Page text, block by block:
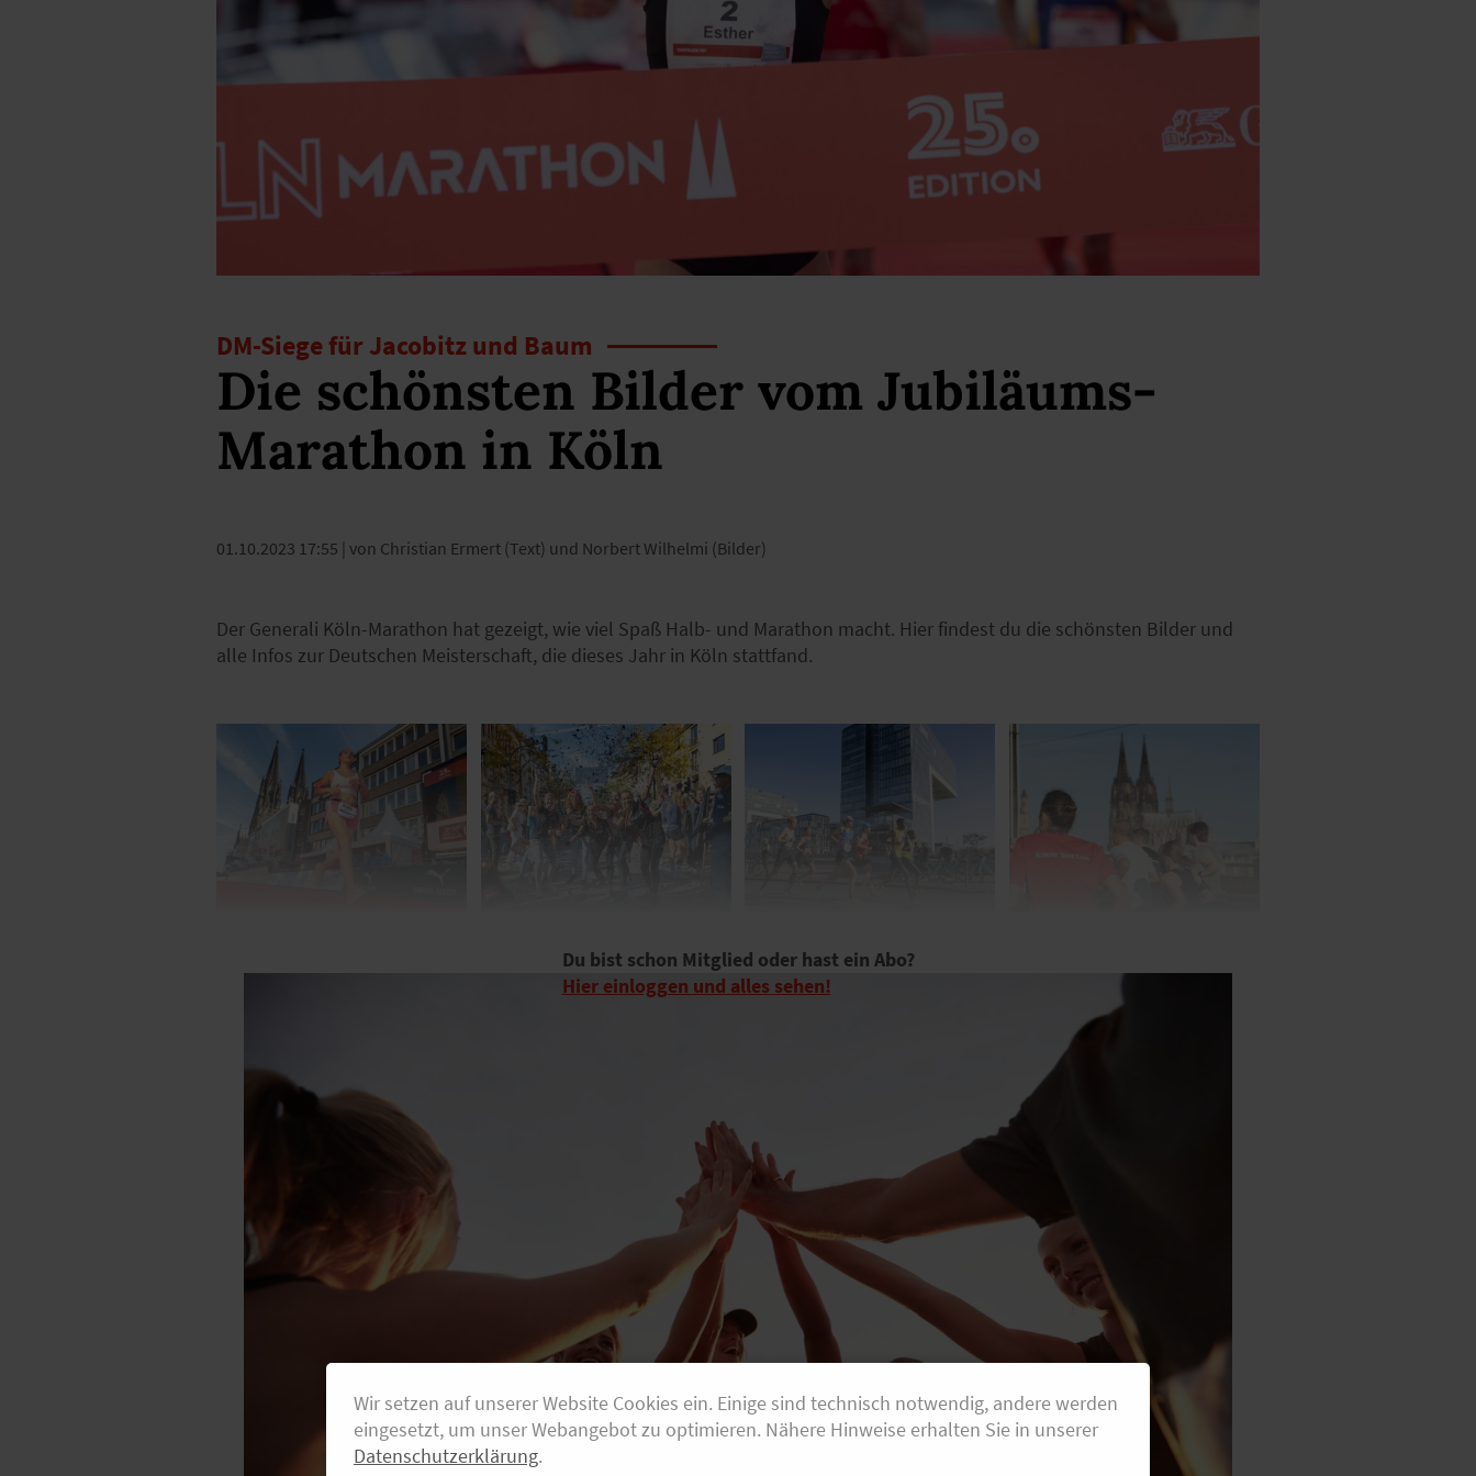
DM-Siege für Jacobitz und Baum
Die schönsten Bilder vom Jubiläums-
Marathon in Köln
01.10.2023 17:55 | von Christian Ermert (Text) und Norbert Wilhelmi (Bilder)
Der Generali Köln-Marathon hat gezeigt, wie viel Spaß Halb- und Marathon macht. Hier findest du die schönsten Bilder und
alle Infos zur Deutschen Meisterschaft, die dieses Jahr in Köln stattfand.
Du bist schon Mitglied oder hast ein Abo?
Hier einloggen und alles sehen!
Wir setzen auf unserer Website Cookies ein. Einige sind technisch notwendig, andere werden
eingesetzt, um unser Webangebot zu optimieren. Nähere Hinweise erhalten Sie in unserer
Datenschutzerklärung.